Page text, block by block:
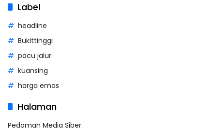
Label
headline
Bukittinggi
pacu jalur
kuansing
harga emas
Halaman
Pedoman Media Siber